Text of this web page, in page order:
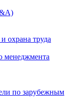
охрана труда
менеджмента
по зарубежным